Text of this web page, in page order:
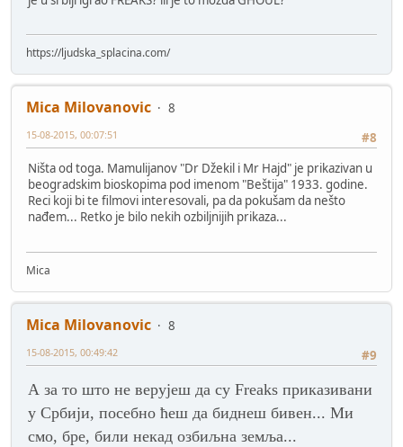
https://ljudska_splacina.com/
Mica Milovanovic
8
#8
15-08-2015, 00:07:51
Ništa od toga. Mamulijanov "Dr Džekil i Mr Hajd" je prikazivan u
beogradskim bioskopima pod imenom "Beštija" 1933. godine.
Reci koji bi te filmovi interesovali, pa da pokušam da nešto
nađem... Retko je bilo nekih ozbiljnijih prikaza...
Mica
Mica Milovanovic
8
#9
15-08-2015, 00:49:42
А за то што не верујеш да су Freaks приказивани
у Србији, посебно ћеш да биднеш бивен... Ми
смо, бре, били некад озбиљна земља...